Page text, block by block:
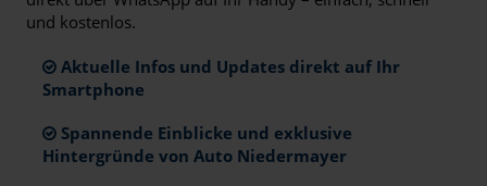
und kostenlos.
Aktuelle Infos und Updates direkt auf Ihr
Smartphone
Spannende Einblicke und exklusive
Hintergründe von Auto Niedermayer